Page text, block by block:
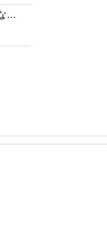
…